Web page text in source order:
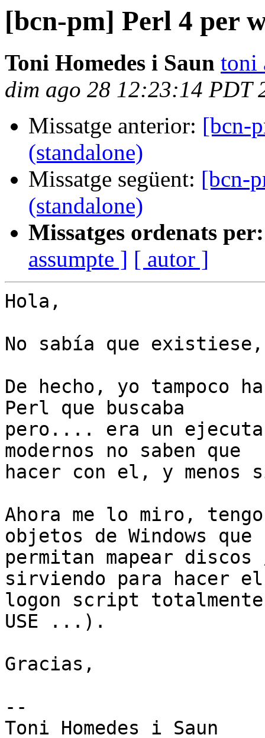
[bcn-pm] Perl 4 per
Toni Homedes i Saun toni
dim ago 28 12:23:14 PDT
Missatge anterior: [bcn-
(standalone)
Missatge següent: [bcn-
(standalone)
Missatges ordenats per:
assumpte ] [ autor ]
Hola,
No sabía que existiese,
De hecho, yo tampoco
Perl que buscaba
pero.... era un
modernos no saben que
hacer con el, y menos
Ahora me lo miro,
objetos de Windows que
permitan mapear
sirviendo para hacer
logon script
USE ...).
Gracias,
--